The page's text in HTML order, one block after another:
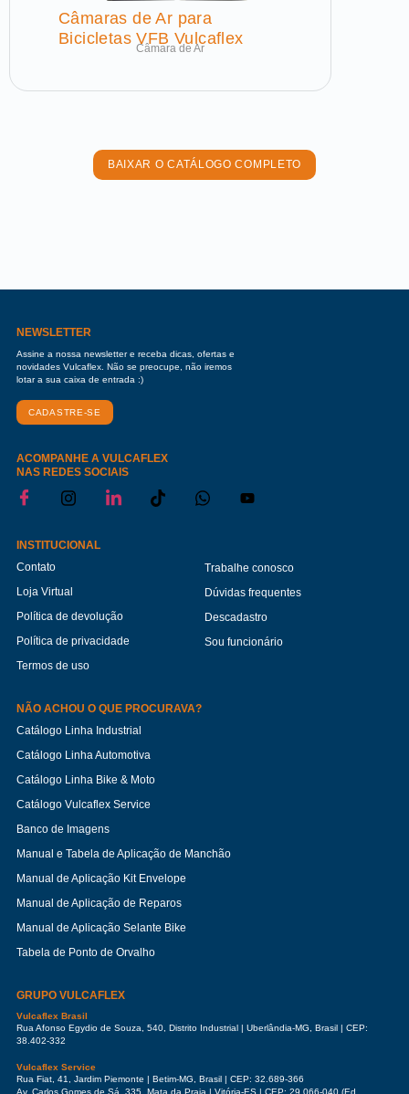
Câmaras de Ar para
Bicicletas VFB Vulcaflex
Câmara de Ar
BAIXAR O CATÁLOGO COMPLETO
NEWSLETTER
Assine a nossa newsletter e receba dicas, ofertas e
novidades Vulcaflex. Não se preocupe, não iremos
lotar a sua caixa de entrada :)
CADASTRE-SE
ACOMPANHE A VULCAFLEX
NAS REDES SOCIAIS
INSTITUCIONAL
Contato
Loja Virtual
Política de devolução
Política de privacidade
Termos de uso
Trabalhe conosco
Dúvidas frequentes
Descadastro
Sou funcionário
NÃO ACHOU O QUE PROCURAVA?
Catálogo Linha Industrial
Catálogo Linha Automotiva
Catálogo Linha Bike & Moto
Catálogo Vulcaflex Service
Banco de Imagens
Manual e Tabela de Aplicação de Manchão
Manual de Aplicação Kit Envelope
Manual de Aplicação de Reparos
Manual de Aplicação Selante Bike
Tabela de Ponto de Orvalho
GRUPO VULCAFLEX
Vulcaflex Brasil
Rua Afonso Egydio de Souza, 540, Distrito Industrial | Uberlândia-MG, Brasil | CEP:
38.402-332
Vulcaflex Service
Rua Fiat, 41, Jardim Piemonte | Betim-MG, Brasil | CEP: 32.689-366
Av. Carlos Gomes de Sá, 335, Mata da Praia | Vitória-ES | CEP: 29.066-040 (Ed.